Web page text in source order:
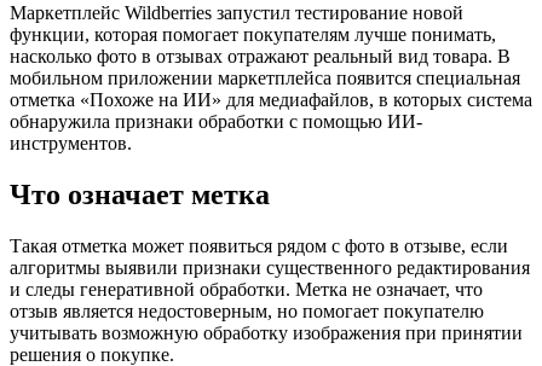
Маркетплейс Wildberries запустил тестирование новой
функции, которая помогает покупателям лучше понимать,
насколько фото в отзывах отражают реальный вид товара. В
мобильном приложении маркетплейса появится специальная
отметка «Похоже на ИИ» для медиафайлов, в которых система
обнаружила признаки обработки с помощью ИИ-
инструментов.
Что означает метка
Такая отметка может появиться рядом с фото в отзыве, если
алгоритмы выявили признаки существенного редактирования
и следы генеративной обработки. Метка не означает, что
отзыв является недостоверным, но помогает покупателю
учитывать возможную обработку изображения при принятии
решения о покупке.